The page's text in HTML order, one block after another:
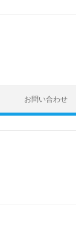
お問い合わせ